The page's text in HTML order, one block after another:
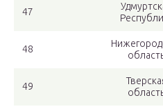
47
48
49